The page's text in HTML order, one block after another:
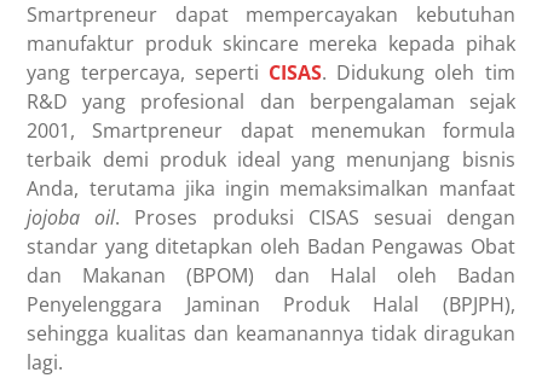
Smartpreneur dapat mempercayakan kebutuhan
manufaktur produk skincare mereka kepada pihak
yang terpercaya, seperti CISAS. Didukung oleh tim
R&D yang profesional dan berpengalaman sejak
2001, Smartpreneur dapat menemukan formula
terbaik demi produk ideal yang menunjang bisnis
Anda, terutama jika ingin memaksimalkan manfaat
jojoba oil. Proses produksi CISAS sesuai dengan
standar yang ditetapkan oleh Badan Pengawas Obat
dan Makanan (BPOM) dan Halal oleh Badan
Penyelenggara Jaminan Produk Halal (BPJPH),
sehingga kualitas dan keamanannya tidak diragukan
lagi.